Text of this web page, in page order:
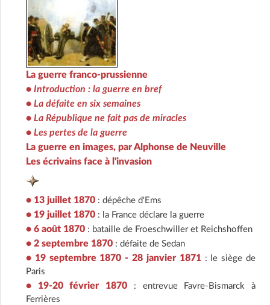
La guerre franco-prussienne
• Introduction : la guerre en bref
• La défaite en six semaines
• La République ne fait pas de miracles
• Les pertes de la guerre
La guerre en images, par Alphonse de Neuville
Les écrivains face à l'invasion
• 13 juillet 1870 : dépêche d'Ems
• 19 juillet 1870 : la France déclare la guerre
• 6 août 1870 : bataille de Froeschwiller et Reichshoffen
• 2 septembre 1870 : défaite de Sedan
• 19 septembre 1870 - 28 janvier 1871: le siège de
Paris
• 19-20 février 1870 : entrevue Favre-Bismarck à
Ferrières